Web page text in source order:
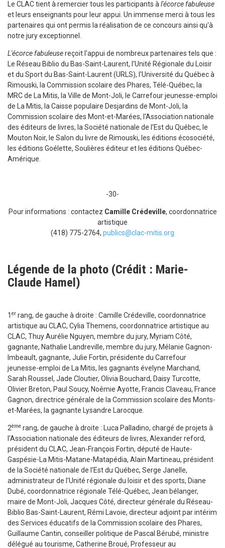
Le CLAC tient à remercier tous les participants à l'écorce fabuleuse
et leurs enseignants pour leur appui. Un immense merci à tous les
partenaires qui ont permis la réalisation de ce concours ainsi qu'à
notre jury exceptionnel.
L'écorce fabuleusereçoit l'appui de nombreux partenaires tels que :
Le Réseau Biblio du Bas-Saint-Laurent, l'Unité Régionale du Loisir
et du Sport du Bas-Saint-Laurent (URLS), l'Université du Québec à
Rimouski, la Commission scolaire des Phares, Télé-Québec, la
MRC de La Mitis, la Ville de Mont-Joli, le Carrefour jeunesse-emploi
de La Mitis, la Caisse populaire Desjardins de Mont-Joli, la
Commission scolaire des Mont-et-Marées, l'Association nationale
des éditeurs de livres, la Société nationale de l'Est du Québec, le
Mouton Noir, le Salon du livre de Rimouski, les éditions écosociété,
les éditions Goélette, Soulières éditeur et les éditions Québec-
Amérique.
-30-
Pour informations : contactez Camille Crédeville, coordonnatrice
artistique
(418) 775-2764, publics@clac-mitis.org
Légende de la photo (Crédit : Marie-
Claude Hamel)
1 er rang, de gauche à droite : Camille Crédeville, coordonnatrice
artistique au CLAC, Cylia Themens, coordonnatrice artistique au
CLAC, Thuy Aurélie Nguyen, membre du jury, Myriam Côté,
gagnante, Nathalie Landreville, membre du jury, Mélanie Gagnon-
Imbeault, gagnante, Julie Fortin, présidente du Carrefour
jeunesse-emploi de La Mitis, les gagnants évelyne Marchand,
Sarah Roussel, Jade Cloutier, Olivia Bouchard, Daisy Turcotte,
Olivier Breton, Paul Soucy, Noémie Ayotte, Francis Claveau, France
Gagnon, directrice générale de la Commission scolaire des Monts-
et-Marées, la gagnante Lysandre Larocque.
2ème rang, de gauche à droite : Luca Palladino, chargé de projets à
l'Association nationale des éditeurs de livres, Alexander reford,
président du CLAC, Jean-François Fortin, député de Haute-
Gaspésie-La Mitis-Matane-Matapédia, Alain Martineau, président
de la Société nationale de l'Est du Québec, Serge Janelle,
administrateur de l'Unité régionale du loisir et des sports, Diane
Dubé, coordonnatrice régionale Télé-Québec, Jean bélanger,
maire de Mont-Joli, Jacques Côté, directeur générale du Réseau-
Biblio Bas-Saint-Laurent, Rémi Lavoie, directeur adjoint par intérim
des Services éducatifs de la Commission scolaire des Phares,
Guillaume Cantin, conseiller politique de Pascal Bérubé, ministre
délégué au tourisme, Catherine Broué, Professeur au